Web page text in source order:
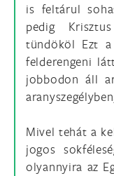
is feltárul
pedig
tündököl Ezt a
felderengeni
jobbodon áll
Mivel tehát a
jogos
olyannyira az